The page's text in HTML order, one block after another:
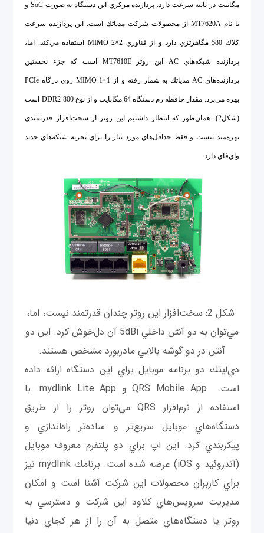
مگابيت در ثانیه سرعت دارد. پردازنده مركزي اين دستگاه به صورت SoC و
با نام MT7620A از محصولات شركت مدياتك است. اين پردازنده سرعت
كلاك 580 مگاهرتزي دارد و از فناوري MIMO 2×2 استفاده مي‌كند. اما،
پردازنده شبكه‌هاي AC اين روتر MT7610E است كه جزء نخستین
پردازنده‌هاي AC مدياتك به شمار رفته و از MIMO 1×1 روي درگاه PCIe
بهره مي‌برد. مقدار حافظه رم دستگاه 64 مگابايت و از نوع DDR2-800 است
(شكل2). همان‌طور كه انتظار داشتيم اين روتر از سخت‌افزار قدرتمندي
بهره‌مند نيست و فقط حداقل‌هاي مورد نياز را براي تجربه شبكه‌هاي جديد
واي‌فاي دارد.
شكل 2: سخت‌افزار اين روتر چندان قدرتمند نیست، اما،
مي‌توان به دو آنتن داخلي 5dBi آن دل‌خوش كرد. اين دو
آنتن در دو گوشه بالايي مادربورد مشخص هستند.
دي‌لينك دو برنامه موبايل براي اين دستگاه ارائه داده
است: QRS Mobile App و mydlink Lite App. با
استفاده از نرم‌افزار QRS مي‌توان روتر را از طريق
دستگاه‌هاي موبايل سريع‌تر و ساده‌تر راه‌اندازي و
پيكربندي كرد. اين اپ براي دو پلتفرم معروف موبايل
(آندروئيد و iOS) عرضه شده است. برنامك mydlink نيز
براي كاربران محصولات اين شركت آشنا است و امكان
مديريت سرويس‌هاي كلاود اين شركت و دسترسي به
روتر يا دستگاه‌هاي متصل به آن را از هر كجاي دنيا